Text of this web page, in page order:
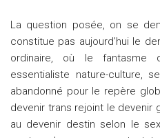
La question posée, on se
constitue pas aujourd’hui le
ordinaire, où le fantasme
essentialiste nature-culture,
abandonné pour le repère
devenir trans rejoint le devenir
au devenir destin selon le